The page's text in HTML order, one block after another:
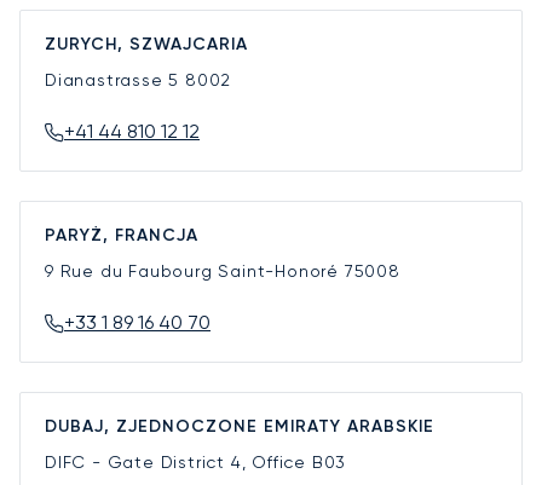
ZURYCH, SZWAJCARIA
Dianastrasse 5 8002
+41 44 810 12 12
PARYŻ, FRANCJA
9 Rue du Faubourg Saint-Honoré 75008
+33 1 89 16 40 70
DUBAJ, ZJEDNOCZONE EMIRATY ARABSKIE
DIFC - Gate District 4, Office B03